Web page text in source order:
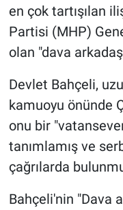
en çok tartışılan
Partisi (MHP)
olan "dava
Devlet Bahçeli,
kamuoyu önünde
onu bir
tanımlamış ve
çağrılarda
Bahçeli'nin "Dava